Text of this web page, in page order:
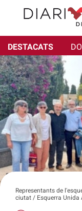
DESTACATS
Representants de
ciutat / Esquerra Unida